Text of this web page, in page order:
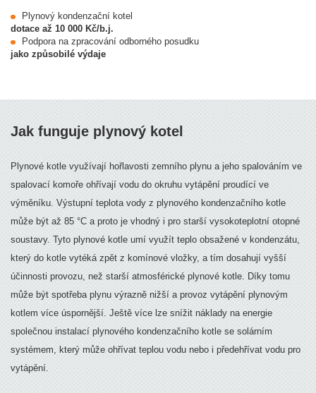
Plynový kondenzační kotel
dotace až 10 000 Kč/b.j.
Podpora na zpracování odborného posudku
jako způsobilé výdaje
Jak funguje plynový kotel
Plynové kotle využívají hořlavosti zemního plynu a jeho spalováním ve
spalovací komoře ohřívají vodu do okruhu vytápění proudící ve
výměníku. Výstupní teplota vody z plynového kondenzačního kotle
může být až 85 °C a proto je vhodný i pro starší vysokoteplotní otopné
soustavy. Tyto plynové kotle umí využít teplo obsažené v kondenzátu,
který do kotle vytéká zpět z komínové vložky, a tím dosahují vyšší
účinnosti provozu, než starší atmosférické plynové kotle. Díky tomu
může být spotřeba plynu výrazně nižší a provoz vytápění plynovým
kotlem více úspornější. Ještě více lze snížit náklady na energie
společnou instalací plynového kondenzačního kotle se solárním
systémem, který může ohřívat teplou vodu nebo i předehřívat vodu pro
vytápění.